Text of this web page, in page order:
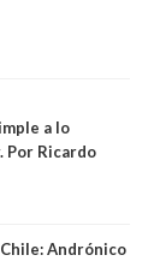
a lo
Por Ricardo
Andrónico